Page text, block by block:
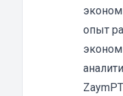
можете
. Мы
сразу и
гарантии
опыт